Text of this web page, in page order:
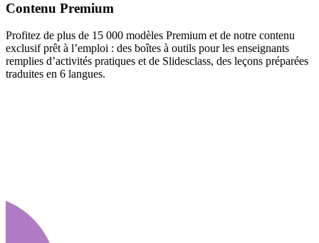
Contenu Premium
Profitez de plus de 15 000 modèles Premium et de notre contenu
exclusif prêt à l’emploi : des boîtes à outils pour les enseignants
remplies d’activités pratiques et de Slidesclass, des leçons préparées
traduites en 6 langues.